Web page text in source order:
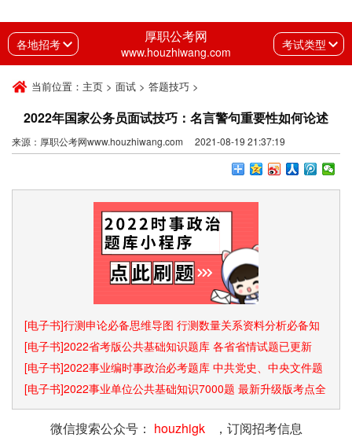
各地招考 厚职公考网
www.houzhiwang.com 考试类型
当前位置： 主页 > 面试 > 答题技巧 >
2022年国家公务员面试技巧：名言警句重要性如何论述
来源：厚职公考网www.houzhiwang.com 2021-08-19 21:37:19
[电子书]行测申论必备思维导图 行测数量关系资料分析必备知
识点和速算技巧
[电子书]2022省考版公共基础知识题库 各省省情试题已更新
[电子书]2022事业编时事政治必考题库 中共党史、中央文件题
库已更新
[电子书]2022事业单位公共基础知识7000题 最新升级版考点全
覆盖
微信搜索公众号： houzhigk，订阅招考信息